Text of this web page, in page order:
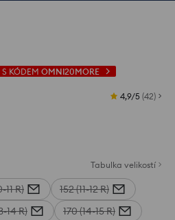
S KÓDEM OMNI20MORE
4,9/5 (42)
Tabulka velikostí
11 R)
152 (11-12 R)
14 R) 170 (14-15 R)